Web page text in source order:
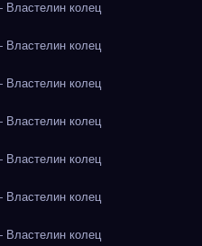
колец
колец
колец
колец
колец
колец
колец